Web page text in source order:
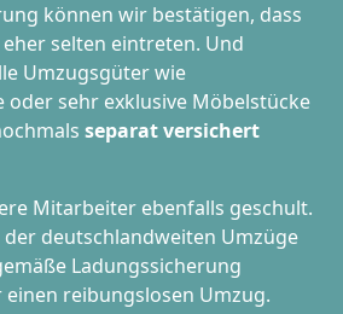
können wir bestätigen, dass
selten eintreten. Und
Umzugsgüter wie
oder sehr exklusive Möbelstücke
separat versichert
Mitarbeiter ebenfalls geschult.
der deutschlandweiten Umzüge
Ladungssicherung
reibungslosen Umzug.